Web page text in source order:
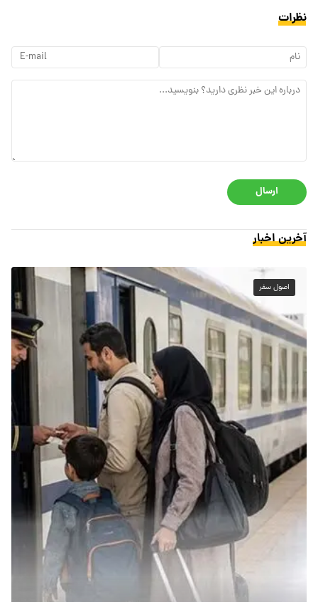
نظرات
ارسال
آخرین اخبار
اصول سفر